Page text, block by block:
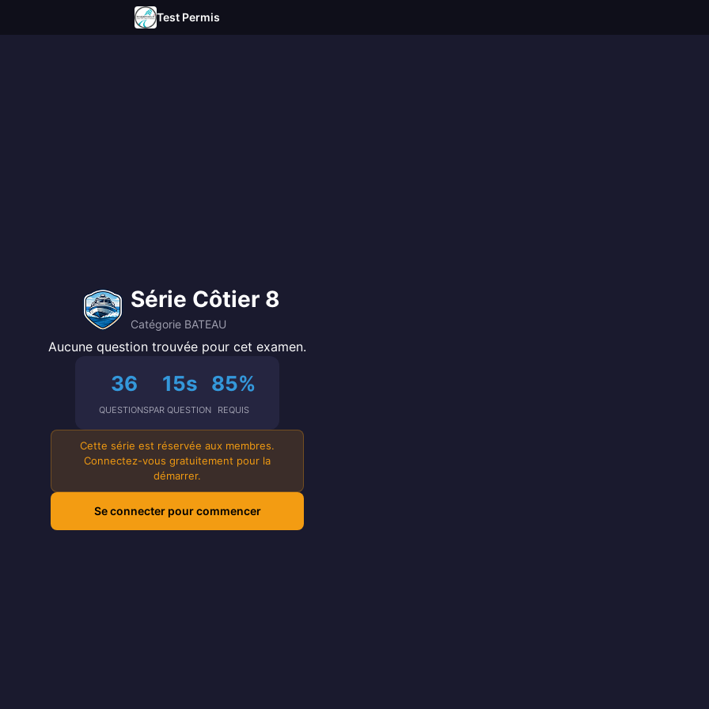
Test Permis
Série Côtier 8
Catégorie BATEAU
Aucune question trouvée pour cet examen.
36
QUESTIONS
15s
PAR QUESTION
85%
REQUIS
Cette série est réservée aux membres.
Connectez-vous gratuitement pour la
démarrer.
Se connecter pour commencer